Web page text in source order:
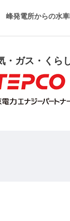
峰発電所からの水
・ガス・くら